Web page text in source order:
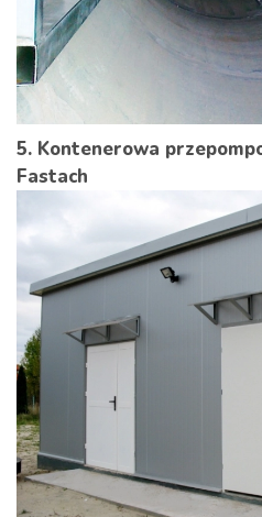
5. Kontenerowa
Fastach